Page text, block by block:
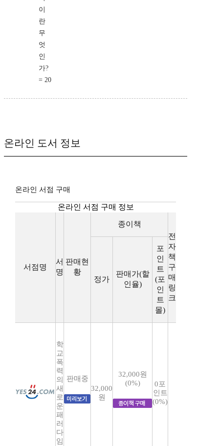
이
란
무
엇
인
가?
= 20
온라인 도서 정보
온라인 서점 구매
온라인 서점 구매 정보
서점명
서
명
판매현
황
종이책
전
자
책
구
매
링
크
정가
판매가(할
인율)
포
인
트
(포
인
트
몰)
학
교
폭
력
의
새
로
운
패
러
다
임
판매중
32,000
원
32,000원
(0%)
0포
인트
(0%)